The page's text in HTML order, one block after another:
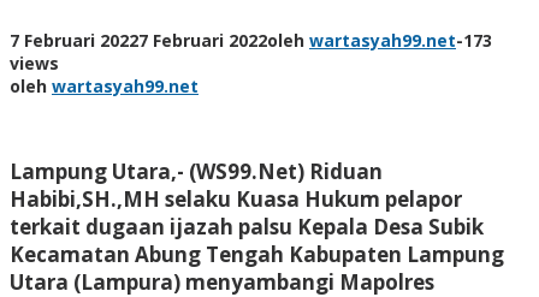
7 Februari 20227 Februari 2022oleh wartasyah99.net-173
views
oleh wartasyah99.net
Lampung Utara,- (WS99.Net) Riduan
Habibi,SH.,MH selaku Kuasa Hukum pelapor
terkait dugaan ijazah palsu Kepala Desa Subik
Kecamatan Abung Tengah Kabupaten Lampung
Utara (Lampura) menyambangi Mapolres